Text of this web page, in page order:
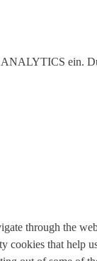
ein.
through the
that